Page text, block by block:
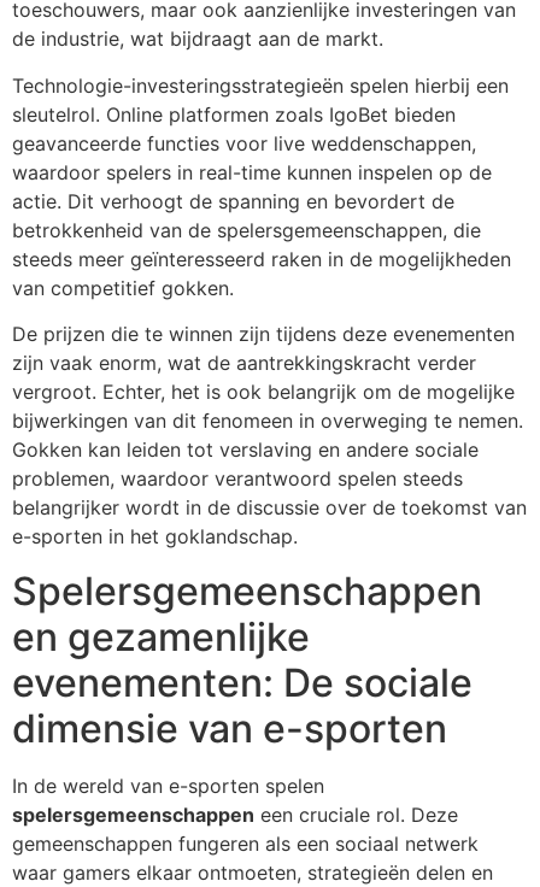
toeschouwers, maar ook aanzienlijke investeringen van
de industrie, wat bijdraagt aan de markt.
Technologie-investeringsstrategieën spelen hierbij een
sleutelrol. Online platformen zoals IgoBet bieden
geavanceerde functies voor live weddenschappen,
waardoor spelers in real-time kunnen inspelen op de
actie. Dit verhoogt de spanning en bevordert de
betrokkenheid van de spelersgemeenschappen, die
steeds meer geïnteresseerd raken in de mogelijkheden
van competitief gokken.
De prijzen die te winnen zijn tijdens deze evenementen
zijn vaak enorm, wat de aantrekkingskracht verder
vergroot. Echter, het is ook belangrijk om de mogelijke
bijwerkingen van dit fenomeen in overweging te nemen.
Gokken kan leiden tot verslaving en andere sociale
problemen, waardoor verantwoord spelen steeds
belangrijker wordt in de discussie over de toekomst van
e-sporten in het goklandschap.
Spelersgemeenschappen
en gezamenlijke
evenementen: De sociale
dimensie van e-sporten
In de wereld van e-sporten spelen
spelersgemeenschappen een cruciale rol. Deze
gemeenschappen fungeren als een sociaal netwerk
waar gamers elkaar ontmoeten, strategieën delen en